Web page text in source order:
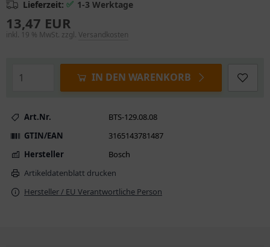
Lieferzeit: ✅ 1-3 Werktage
13,47 EUR
inkl. 19 % MwSt. zzgl. Versandkosten
IN DEN WARENKORB
Art.Nr.
BTS-129.08.08
GTIN/EAN
3165143781487
Hersteller
Bosch
Artikeldatenblatt drucken
Hersteller / EU Verantwortliche Person